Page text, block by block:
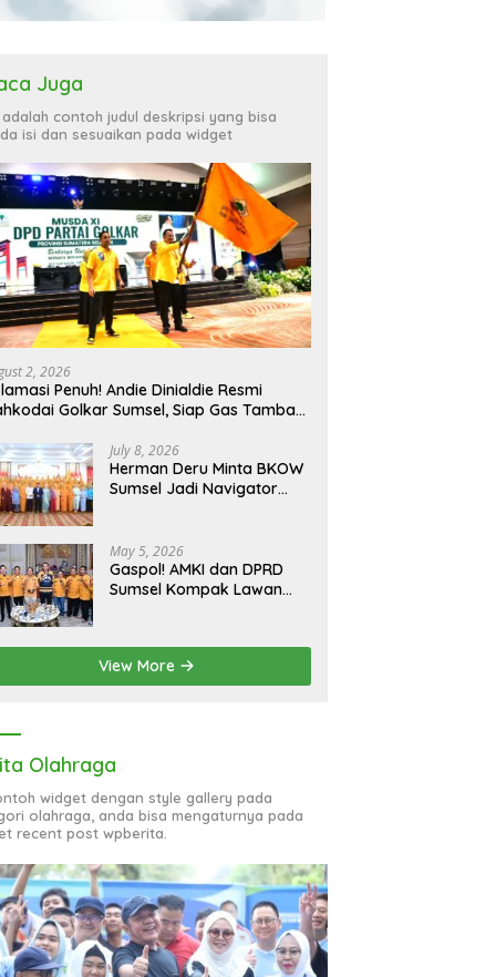
Juga
adalah contoh judul deskripsi yang bisa
isi dan sesuaikan pada widget
2, 2026
Penuh! Andie Dinialdie Resmi
Golkar Sumsel, Siap Gas Tambah
July 8, 2026
Herman Deru Minta BKOW
Sumsel Jadi Navigator
May 5, 2026
Gaspol! AMKI dan DPRD
Sumsel Kompak Lawan
View More
Olahraga
widget dengan style gallery pada
olahraga, anda bisa mengaturnya pada
recent post wpberita.